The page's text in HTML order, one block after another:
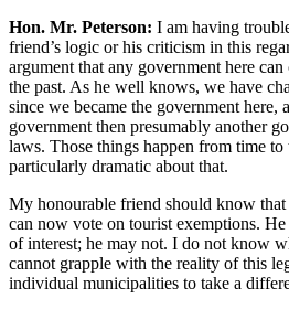
Hon. Mr. Peterson: I am having
friend’s logic or his criticism in this
argument that any government here
the past. As he well knows, we have
since we became the government here,
government then presumably another
laws. Those things happen from time
particularly dramatic about that.
My honourable friend should know
can now vote on tourist exemptions.
of interest; he may not. I do not know
cannot grapple with the reality of this
individual municipalities to take a